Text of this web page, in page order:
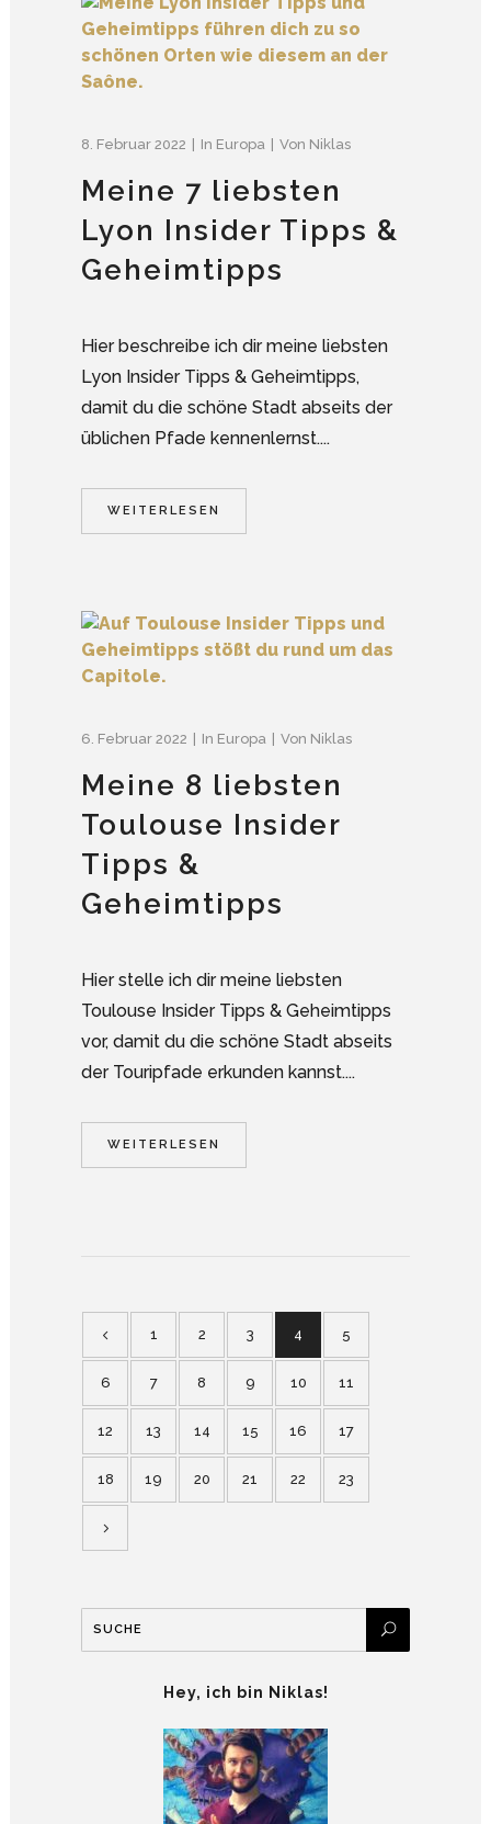
8. Februar 2022 In Europa Von Niklas
Meine 7 liebsten
Lyon Insider Tipps &
Geheimtipps
Hier beschreibe ich dir meine liebsten
Lyon Insider Tipps & Geheimtipps,
damit du die schöne Stadt abseits der
üblichen Pfade kennenlernst....
WEITERLESEN
6. Februar 2022 In Europa Von Niklas
Meine 8 liebsten
Toulouse Insider
Tipps &
Geheimtipps
Hier stelle ich dir meine liebsten
Toulouse Insider Tipps & Geheimtipps
vor, damit du die schöne Stadt abseits
der Touripfade erkunden kannst....
WEITERLESEN
1 2 3 4 5
6 7 8 9 10 11
12 13 14 15 16 17
18 19 20 21 22 23
Hey, ich bin Niklas!